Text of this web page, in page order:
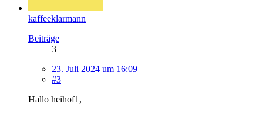
kaffeeklarmann
Beiträge
3
23. Juli 2024 um 16:09
#3
Hallo heihof1,